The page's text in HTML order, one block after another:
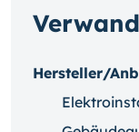
Hersteller/